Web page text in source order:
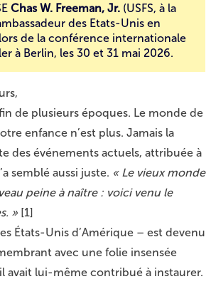
Chas W. Freeman, Jr. (USFS, à la
des Etats-Unis en
de la conférence internationale
à Berlin, les 30 et 31 mai 2026.
de plusieurs époques. Le monde de
enfance n’est plus. Jamais la
des événements actuels, attribuée à
semblé aussi juste. « Le vieux monde
peine à naître : voici venu le
»[1]
États-Unis d’Amérique – est devenu
avec une folie insensée
avait lui-même contribué à instaurer.